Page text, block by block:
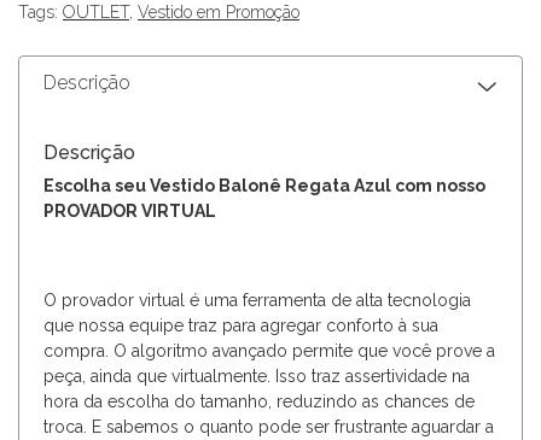
Tags: OUTLET, Vestido em Promoção
Descrição
Descrição
Escolha seu Vestido Balonê Regata Azul com nosso
PROVADOR VIRTUAL
O provador virtual é uma ferramenta de alta tecnologia
que nossa equipe traz para agregar conforto à sua
compra. O algoritmo avançado permite que você prove a
peça, ainda que virtualmente. Isso traz assertividade na
hora da escolha do tamanho, reduzindo as chances de
troca. E sabemos o quanto pode ser frustrante aguardar a